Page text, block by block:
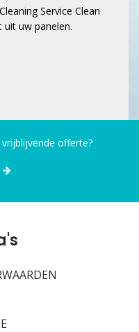
Service Clean
uw panelen.
offerte?